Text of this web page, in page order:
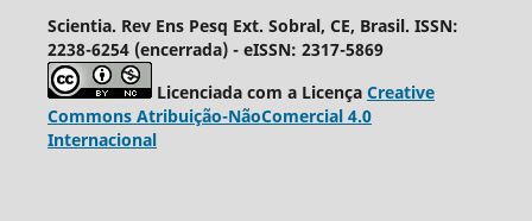
Scientia. Rev Ens Pesq Ext. Sobral, CE, Brasil. ISSN:
2238-6254 (encerrada) - eISSN: 2317-5869
Licenciada com a Licença Creative
Commons Atribuição-NãoComercial 4.0
Internacional